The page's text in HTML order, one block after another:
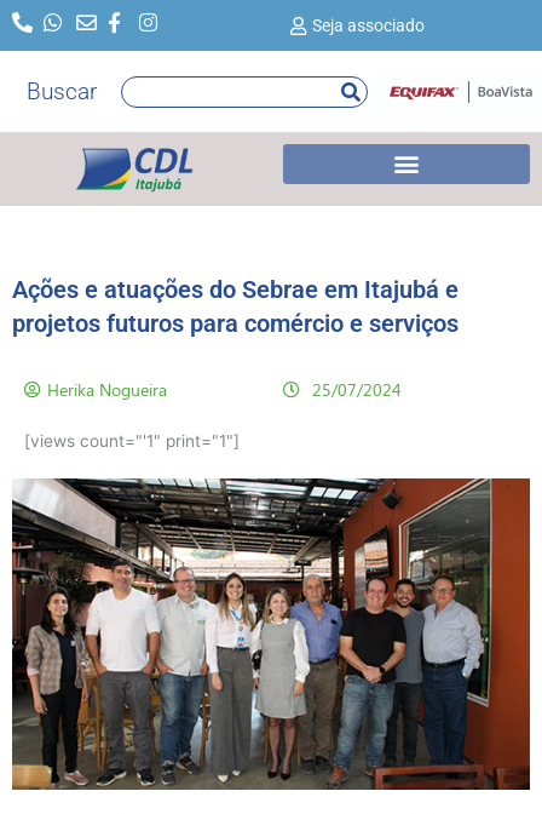
para
conteúdo
Seja associado
Buscar Pesquisar
Ações e atuações do Sebrae em Itajubá e
projetos futuros para comércio e serviços
Herika Nogueira
[views count="'1" print="1"]
25/07/2024